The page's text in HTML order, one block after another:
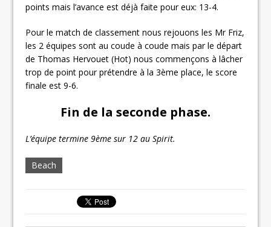
points mais l’avance est déjà faite pour eux: 13-4.
Pour le match de classement nous rejouons les Mr Friz,
les 2 équipes sont au coude à coude mais par le départ
de Thomas Hervouet (Hot) nous commençons à lâcher
trop de point pour prétendre à la 3ème place, le score
finale est 9-6.
Fin de la seconde phase.
L’équipe termine 9ème sur 12 au Spirit.
Beach